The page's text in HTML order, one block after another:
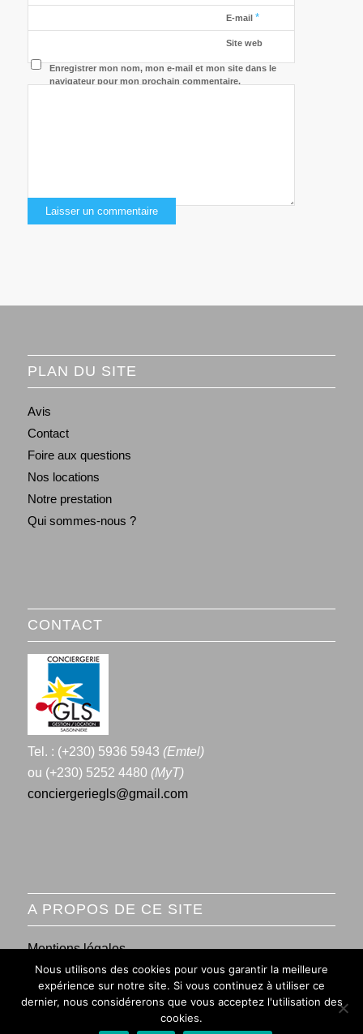
E-mail *
Site web
Enregistrer mon nom, mon e-mail et mon site dans le
navigateur pour mon prochain commentaire.
PLAN DU SITE
Avis
Contact
Foire aux questions
Nos locations
Notre prestation
Qui sommes-nous ?
CONTACT
Tel. : (+230) 5936 5943 (Emtel)
ou (+230) 5252 4480 (MyT)
conciergeriegls@gmail.com
A PROPOS DE CE SITE
Mentions légales
Conditions générales de vente
Nous utilisons des cookies pour vous garantir la meilleure
expérience sur notre site. Si vous continuez à utiliser ce
dernier, nous considérerons que vous acceptez l'utilisation des
cookies.